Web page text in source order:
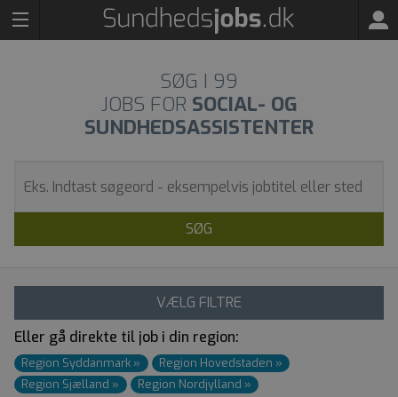
SØG I 99
JOBS FOR SOCIAL- OG
SUNDHEDSASSISTENTER
SØG
VÆLG FILTRE
Eller gå direkte til job i din region:
Region Syddanmark » Region Hovedstaden »
Region Sjælland » Region Nordjylland »